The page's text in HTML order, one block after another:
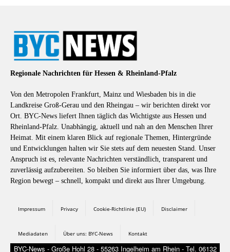
Regionale Nachrichten für Hessen & Rheinland-Pfalz
Von den Metropolen Frankfurt, Mainz und Wiesbaden bis in die
Landkreise Groß-Gerau und den Rheingau – wir berichten direkt vor
Ort. BYC-News liefert Ihnen täglich das Wichtigste aus Hessen und
Rheinland-Pfalz. Unabhängig, aktuell und nah an den Menschen Ihrer
Heimat. Mit einem klaren Blick auf regionale Themen, Hintergründe
und Entwicklungen halten wir Sie stets auf dem neuesten Stand. Unser
Anspruch ist es, relevante Nachrichten verständlich, transparent und
zuverlässig aufzubereiten. So bleiben Sie informiert über das, was Ihre
Region bewegt – schnell, kompakt und direkt aus Ihrer Umgebung.
Impressum Privacy Cookie-Richtlinie (EU) Disclaimer
Mediadaten Über uns: BYC-News Kontakt
BYC-News - Große Hohl 28 - 55263 Ingelheim am Rhein - Tel. 06132